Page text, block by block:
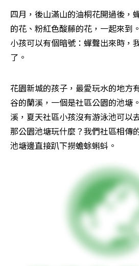
四月，後山滿山的油桐花開過後，
的花、粉紅色酸藤的花，一起來到
小孩可以有個暗號：蟬聲出來時，
了。
花園新城的孩子，最愛玩水的地方
谷的蘭溪，一個是社區公園的池塘
溪，夏天社區小孩沒有游泳池可以
那公園池塘玩什麼？我們社區相傳
池塘邊直接趴下撈蟾蜍蝌蚪。